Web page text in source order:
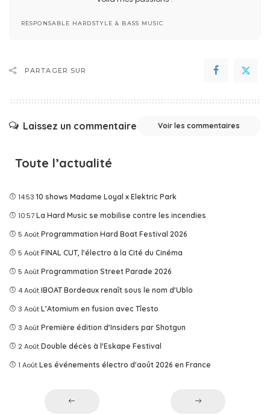
RESPONSABLE HARDSTYLE & BASS MUSIC
PARTAGER SUR
Laissez un commentaire Voir les commentaires
Toute l’actualité
14:53 10 shows Madame Loyal x Elektric Park
10:57 La Hard Music se mobilise contre les incendies
5 Août Programmation Hard Boat Festival 2026
5 Août FINAL CUT, l'électro à la Cité du Cinéma
5 Août Programmation Street Parade 2026
4 Août IBOAT Bordeaux renaît sous le nom d'Ublo
3 Août L’Atomium en fusion avec Tîesto
3 Août Première édition d'Insiders par Shotgun
2 Août Double décès à l'Eskape Festival
1 Août Les événements électro d'août 2026 en France